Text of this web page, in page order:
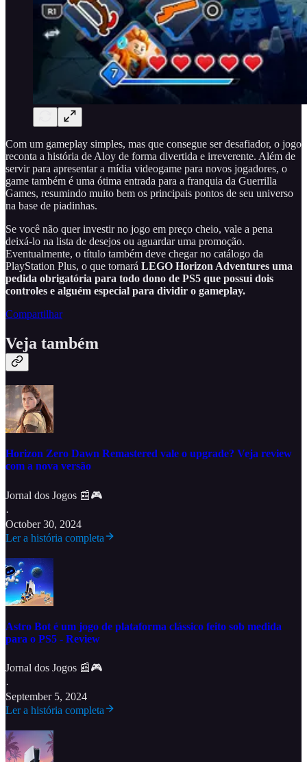
Com um gameplay simples, mas que consegue ser desafiador, o jogo
reconta a história de Aloy de forma divertida e irreverente. Além de
servir para apresentar a mídia videogame para novos jogadores, o
game também é uma ótima entrada para a franquia da Guerrilla
Games, resumindo muito bem os principais pontos de seu universo
na base de piadinhas.
Se você não quer investir no jogo em preço cheio, vale a pena
deixá-lo na lista de desejos ou aguardar uma promoção.
Eventualmente, o título também deve chegar no catálogo da
PlayStation Plus, o que tornará LEGO Horizon Adventures uma
pedida obrigatória para todo dono de PS5 que possui dois
controles e alguém especial para dividir o gameplay.
Compartilhar
Veja também
Horizon Zero Dawn Remastered vale o upgrade? Veja review
com a nova versão
Jornal dos Jogos 📰🎮
·
October 30, 2024
Ler a história completa
Astro Bot é um jogo de plataforma clássico feito sob medida
para o PS5 - Review
Jornal dos Jogos 📰🎮
·
September 5, 2024
Ler a história completa